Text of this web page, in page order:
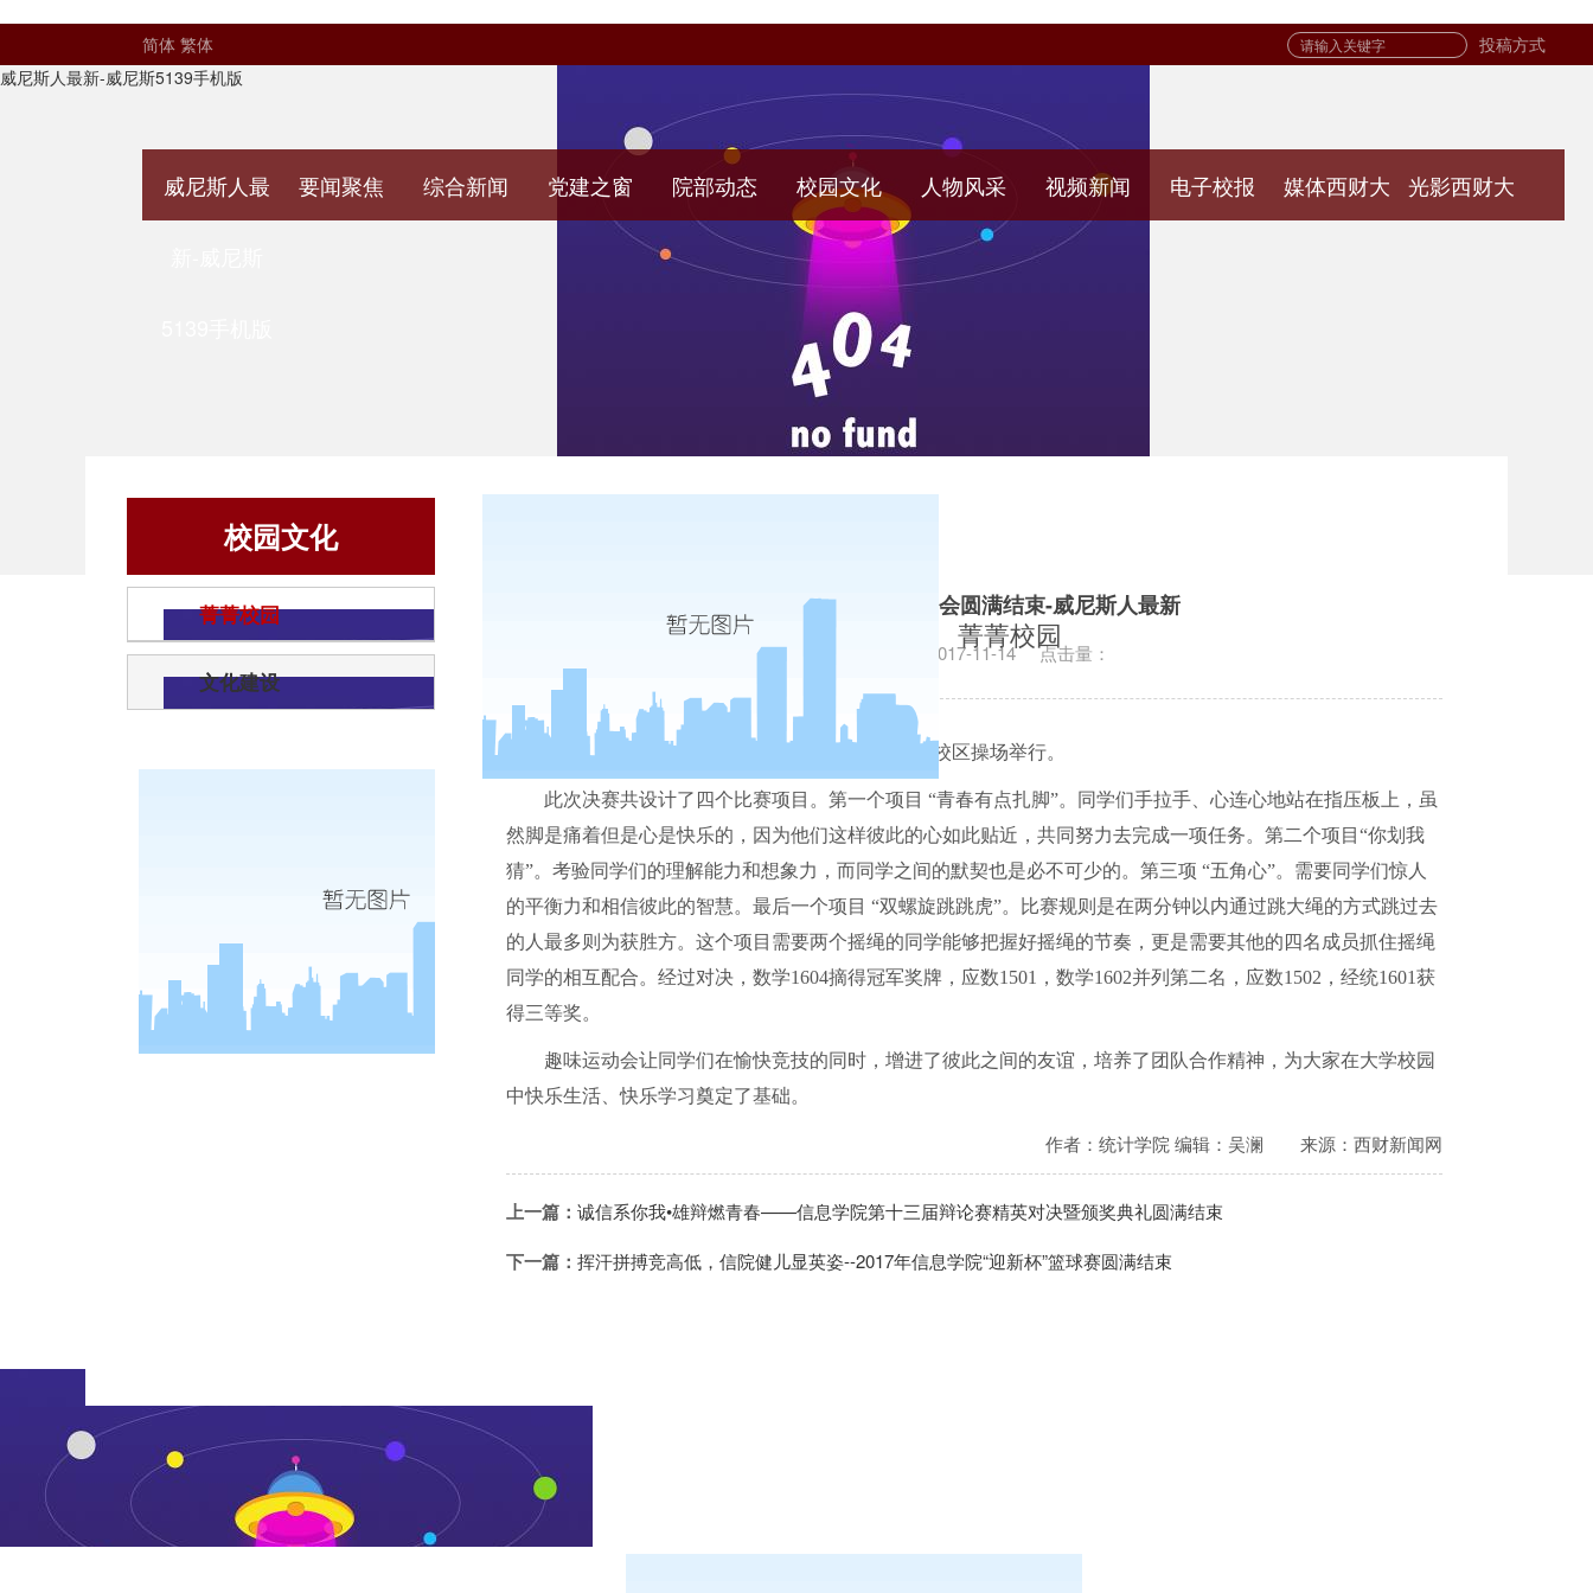
简体 繁体
投稿方式
威尼斯人最新-威尼斯5139手机版
威尼斯人最 要闻聚焦 综合新闻 党建之窗 院部动态 校园文化 人物风采 视频新闻 电子校报 媒体西财大 光影西财大
校园文化
菁菁校园
文化建设
菁菁校园
统计学院趣味运动会圆满结束-威尼斯人最新
发布日期：2017-11-14 点击量：
13 统计学院趣味运动会决赛在长安校区操场举行。
此次决赛共设计了四个比赛项目。第一个项目 “青春有点扎脚”。同学们手拉手、心连心地站在指压板上，虽
然脚是痛着但是心是快乐的，因为他们这样彼此的心如此贴近，共同努力去完成一项任务。第二个项目“你划我
猜”。考验同学们的理解能力和想象力，而同学之间的默契也是必不可少的。第三项 “五角心”。需要同学们惊人
的平衡力和相信彼此的智慧。最后一个项目 “双螺旋跳跳虎”。比赛规则是在两分钟以内通过跳大绳的方式跳过去
的人最多则为获胜方。这个项目需要两个摇绳的同学能够把握好摇绳的节奏，更是需要其他的四名成员抓住摇绳
同学的相互配合。经过对决，数学1604摘得冠军奖牌，应数1501 ，数学1602并列第二名，应数1502 ，经统1601获
得三等奖。
趣味运动会让同学们在愉快竞技的同时，增进了彼此之间的友谊，培养了团队合作精神，为大家在大学校园
中快乐生活、快乐学习奠定了基础。
作者：统计学院 编辑：吴澜 来源：西财新闻网
上一篇： 诚信系你我•雄辩燃青春——信息学院第十三届辩论赛精英对决暨颁奖典礼圆满结束
下一篇： 挥汗拼搏竞高低，信院健儿显英姿--2017年信息学院“迎新杯”篮球赛圆满结束